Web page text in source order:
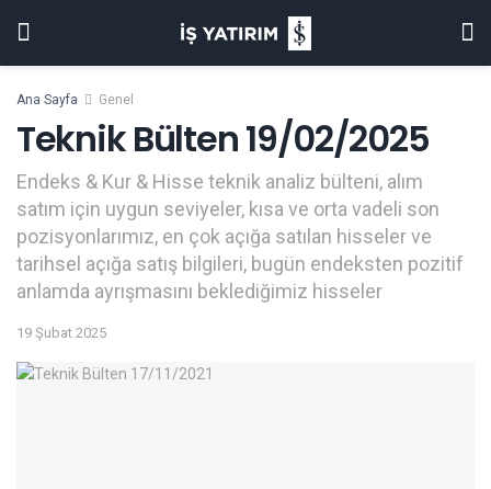
Ana Sayfa Genel
Teknik Bülten 19/02/2025
Endeks & Kur & Hisse teknik analiz bülteni, alım
satım için uygun seviyeler, kısa ve orta vadeli son
pozisyonlarımız, en çok açığa satılan hisseler ve
tarihsel açığa satış bilgileri, bugün endeksten pozitif
anlamda ayrışmasını beklediğimiz hisseler
19 Şubat 2025